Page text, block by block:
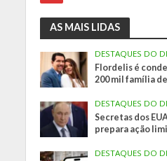
AS MAIS LIDAS
DESTAQUES DO
Flordelis é
200 mil família
DESTAQUES DO
Secretas dos
prepara ação
DESTAQUES DO